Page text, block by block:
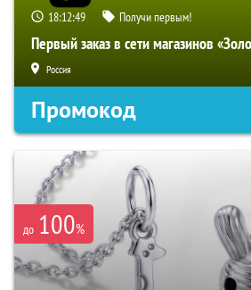
18:12:48 Получи первым!
Первый заказ в сети магазинов
Россия
Промокод
до 100%